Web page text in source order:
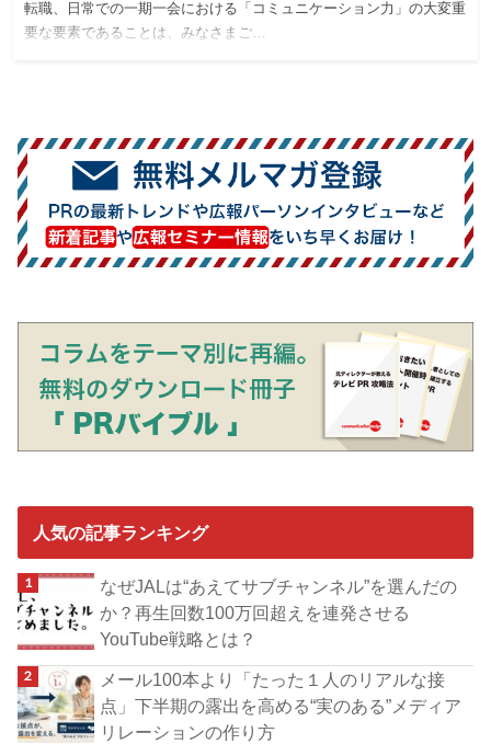
転職、日常での一期一会における「コミュニケーション力」の大変重
要な要素であることは、みなさまご…
人気の記事ランキング
なぜJALは“あえてサブチャンネル”を選んだの
か？再生回数100万回超えを連発させる
YouTube戦略とは？
メール100本より「たった１人のリアルな接
点」下半期の露出を高める“実のある”メディア
リレーションの作り方